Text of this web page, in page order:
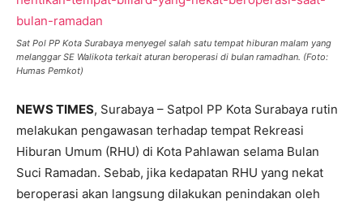
Sat Pol PP Kota Surabaya menyegel salah satu tempat hiburan malam yang
melanggar SE Walikota terkait aturan beroperasi di bulan ramadhan. (Foto:
Humas Pemkot)
NEWS TIMES, Surabaya – Satpol PP Kota Surabaya rutin
melakukan pengawasan terhadap tempat Rekreasi
Hiburan Umum (RHU) di Kota Pahlawan selama Bulan
Suci Ramadan. Sebab, jika kedapatan RHU yang nekat
beroperasi akan langsung dilakukan penindakan oleh